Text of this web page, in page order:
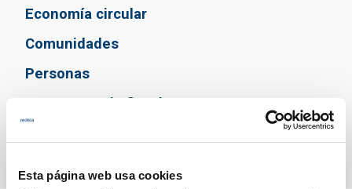
Esta página web usa cookies
Economía circular
Comunidades
Personas
Transparencia fiscal